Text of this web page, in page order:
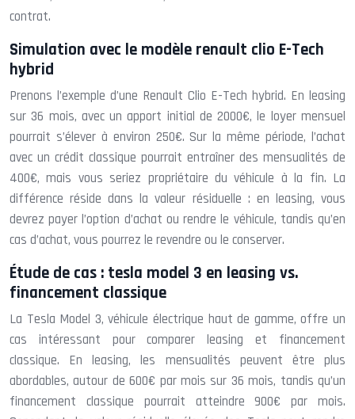
contrat.
Simulation avec le modèle renault clio E-Tech
hybrid
Prenons l’exemple d’une Renault Clio E-Tech hybrid. En leasing
sur 36 mois, avec un apport initial de 2000€, le loyer mensuel
pourrait s’élever à environ 250€. Sur la même période, l’achat
avec un crédit classique pourrait entraîner des mensualités de
400€, mais vous seriez propriétaire du véhicule à la fin. La
différence réside dans la valeur résiduelle : en leasing, vous
devrez payer l’option d’achat ou rendre le véhicule, tandis qu’en
cas d’achat, vous pourrez le revendre ou le conserver.
Étude de cas : tesla model 3 en leasing vs.
financement classique
La Tesla Model 3, véhicule électrique haut de gamme, offre un
cas intéressant pour comparer leasing et financement
classique. En leasing, les mensualités peuvent être plus
abordables, autour de 600€ par mois sur 36 mois, tandis qu’un
financement classique pourrait atteindre 900€ par mois.